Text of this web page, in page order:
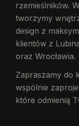
rzemieślników.
tworzymy
design z
klientów z
oraz Wrocławia.
Zapraszamy do
wspólnie
które odmienią